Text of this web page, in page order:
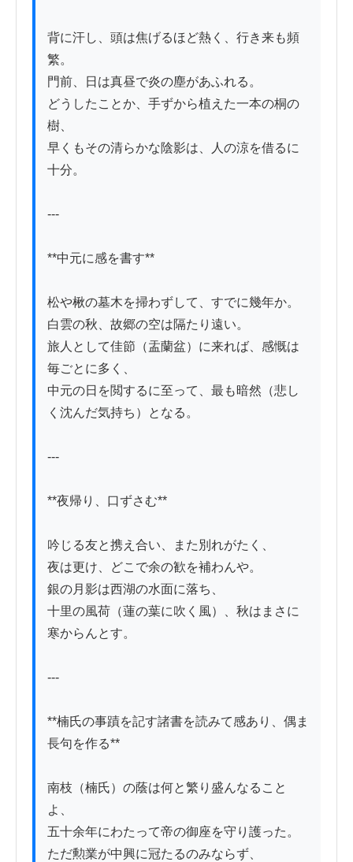
背に汗し、頭は焦げるほど熱く、行き来も頻
繁。
門前、日は真昼で炎の塵があふれる。
どうしたことか、手ずから植えた一本の桐の
樹、
早くもその清らかな陰影は、人の涼を借るに
十分。
---
**中元に感を書す**
松や楸の墓木を掃わずして、すでに幾年か。
白雲の秋、故郷の空は隔たり遠い。
旅人として佳節（盂蘭盆）に来れば、感慨は
毎ごとに多く、
中元の日を閲するに至って、最も暗然（悲し
く沈んだ気持ち）となる。
---
**夜帰り、口ずさむ**
吟じる友と携え合い、また別れがたく、
夜は更け、どこで余の歓を補わんや。
銀の月影は西湖の水面に落ち、
十里の風荷（蓮の葉に吹く風）、秋はまさに
寒からんとす。
---
**楠氏の事蹟を記す諸書を読みて感あり、偶ま
長句を作る**
南枝（楠氏）の蔭は何と繁り盛んなること
よ、
五十余年にわたって帝の御座を守り護った。
ただ勲業が中興に冠たるのみならず、